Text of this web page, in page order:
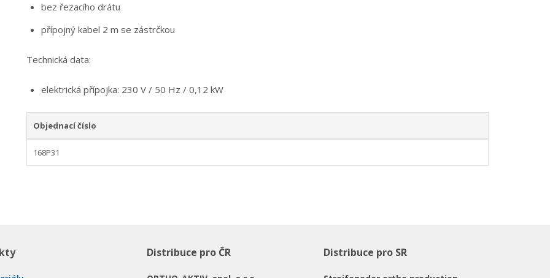
bez řezacího drátu
přípojný kabel 2 m se zástrčkou
Technická data:
elektrická přípojka: 230 V / 50 Hz / 0,12 kW
Objednací číslo
168P31
Distribuce pro ČR Distribuce pro SR